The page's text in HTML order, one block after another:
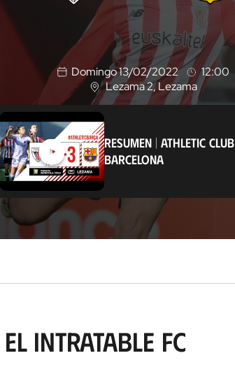
Domingo 13/02/2022
12:00
U
b
a
c
Lezama 2, Lezama
RESUMEN | ATHLETIC CLUB
BARCELONA
intratable FC